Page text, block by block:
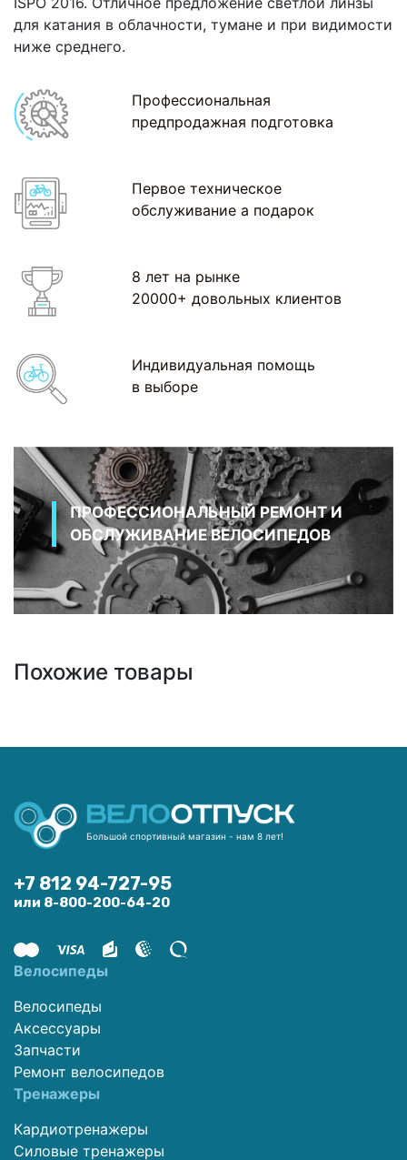
для катания в облачности, тумане и при видимости
ниже среднего.
Профессиональная
предпродажная подготовка
Первое техническое
обслуживание а подарок
8 лет на рынке
20000+ довольных клиентов
Индивидуальная помощь
в выборе
ПРОФЕССИОНАЛЬНЫЙ РЕМОНТ И
ОБСЛУЖИВАНИЕ ВЕЛОСИПЕДОВ
Похожие товары
Большой спортивный магазин - нам 8 лет!
+7 812 94-727-95
или 8-800-200-64-20
Велосипеды
Велосипеды
Аксессуары
Запчасти
Ремонт велосипедов
Тренажеры
Кардиотренажеры
Силовые тренажеры